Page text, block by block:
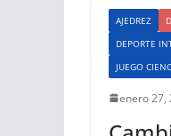
AJEDREZ
DEPORTE
JUEGO
enero 27,